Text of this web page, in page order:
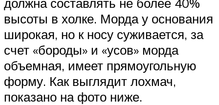
высоты в холке. Морда у основания
широкая, но к носу суживается, за
счет «бороды» и «усов» морда
объемная, имеет прямоугольную
форму. Как выглядит лохмач,
показано на фото ниже.